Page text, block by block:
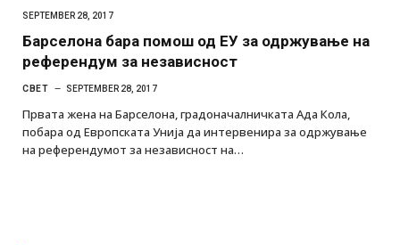
SEPTEMBER 28, 2017
Барселона бара помош од ЕУ за одржување на
референдум за независност
СВЕТ SEPTEMBER 28, 2017
Првата жена на Барселона, градоначалничката Ада Кола,
побара од Европската Унија да интервенира за одржување
на референдумот за независност на…